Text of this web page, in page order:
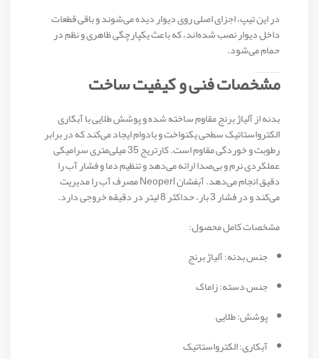
در این تیپ، اجزای اصلی روی دیوار دیده می‌شوند و باقی قطعات
داخل دیوار نصب شده‌اند، که باعث یکپارچگی ظاهری و نظم در
حمام می‌شود.
مشخصات فنی و کیفیت ساخت
بدنه از آلیاژ برنج مقاوم ساخته شده و پوشش طلایی با آبکاری
الکترواستاتیک سطحی یکنواخت و بادوام ایجاد می‌کند که در برابر
رطوبت و خوردگی مقاوم است. کارتریج 35 میلی‌متری سرامیکی
عملکردی نرم و بی‌صدا ارائه می‌دهد و تنظیم دما و فشار آب را
دقیق انجام می‌دهد. آبفشان Neoperl مصرف آب را مدیریت
می‌کند و در فشار 3 بار، حداکثر 8 لیتر در دقیقه خروجی دارد.
مشخصات کامل محصول:
جنس بدنه: آلیاژ برنج
جنس دسته: زاماک
پوشش: طلایی
آبکاری: الکترواستاتیک